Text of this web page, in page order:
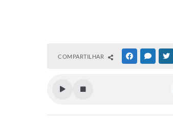
COMPARTILHAR FACEBOOK